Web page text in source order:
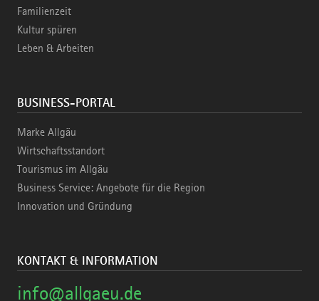
Familienzeit
Kultur spüren
Leben & Arbeiten
BUSINESS-PORTAL
Marke Allgäu
Wirtschaftsstandort
Tourismus im Allgäu
Business Service: Angebote für die Region
Innovation und Gründung
KONTAKT & INFORMATION
info@allgaeu.de